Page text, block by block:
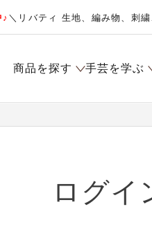
♪＼リバティ 生地、編み物、刺繍
商品を探す 手芸を学ぶ
ログイ